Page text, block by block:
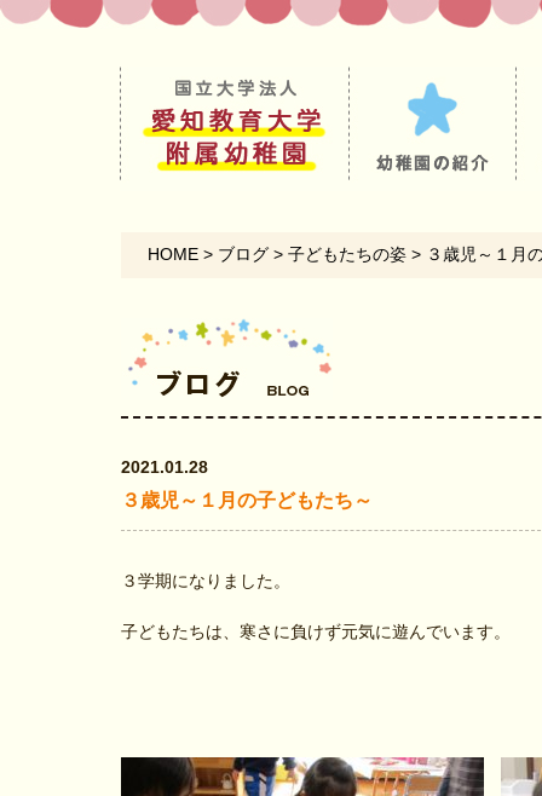
HOME > ブログ > 子どもたちの姿 > ３歳児～１月
2021.01.28
３歳児～１月の子どもたち～
３学期になりました。
子どもたちは、寒さに負けず元気に遊んでいます。